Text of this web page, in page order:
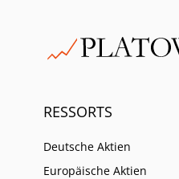
RESSORTS
Deutsche Aktien
Europäische Aktien